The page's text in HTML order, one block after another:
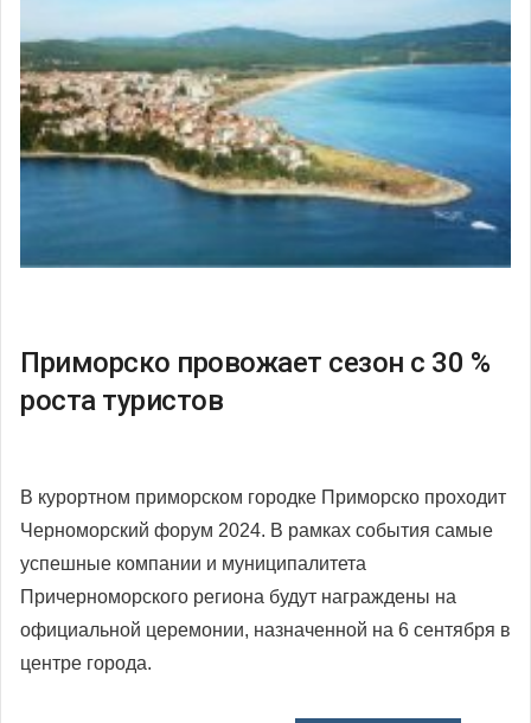
Приморско провожает сезон с 30 %
роста туристов
В курортном приморском городке Приморско проходит
Черноморский форум 2024. В рамках события самые
успешные компании и муниципалитета
Причерноморского региона будут награждены на
официальной церемонии, назначенной на 6 сентября в
центре города.